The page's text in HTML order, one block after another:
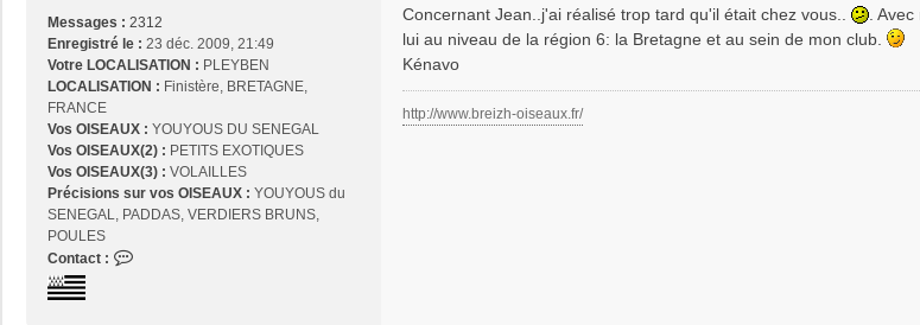
Messages : 2312
Enregistré le : 23 déc. 2009, 21:49
Votre LOCALISATION : PLEYBEN
LOCALISATION : Finistère, BRETAGNE,
FRANCE
Vos OISEAUX : YOUYOUS DU SENEGAL
Vos OISEAUX(2) : PETITS EXOTIQUES
Vos OISEAUX(3) : VOLAILLES
Précisions sur vos OISEAUX : YOUYOUS du
SENEGAL, PADDAS, VERDIERS BRUNS,
POULES
Contact :
Concernant Jean..j'ai réalisé trop tard qu'il était chez vous..
.
lui au niveau de la région 6: la Bretagne et au sein de mon club.
Kénavo
http://www.breizh-oiseaux.fr/